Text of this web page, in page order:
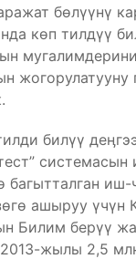
бөлүүнү
көп тилдүү
жогорулатууну
билүү
системасын
багытталган
ашыруу үчүн
Билим берүү
жылы 2,5